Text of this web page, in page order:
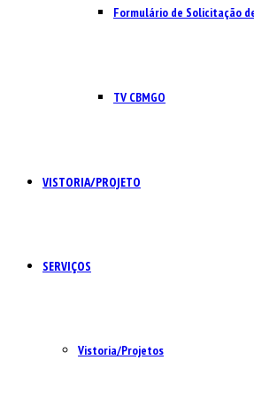
Formulário de Solicitação
TV CBMGO
VISTORIA/PROJETO
SERVIÇOS
Vistoria/Projetos